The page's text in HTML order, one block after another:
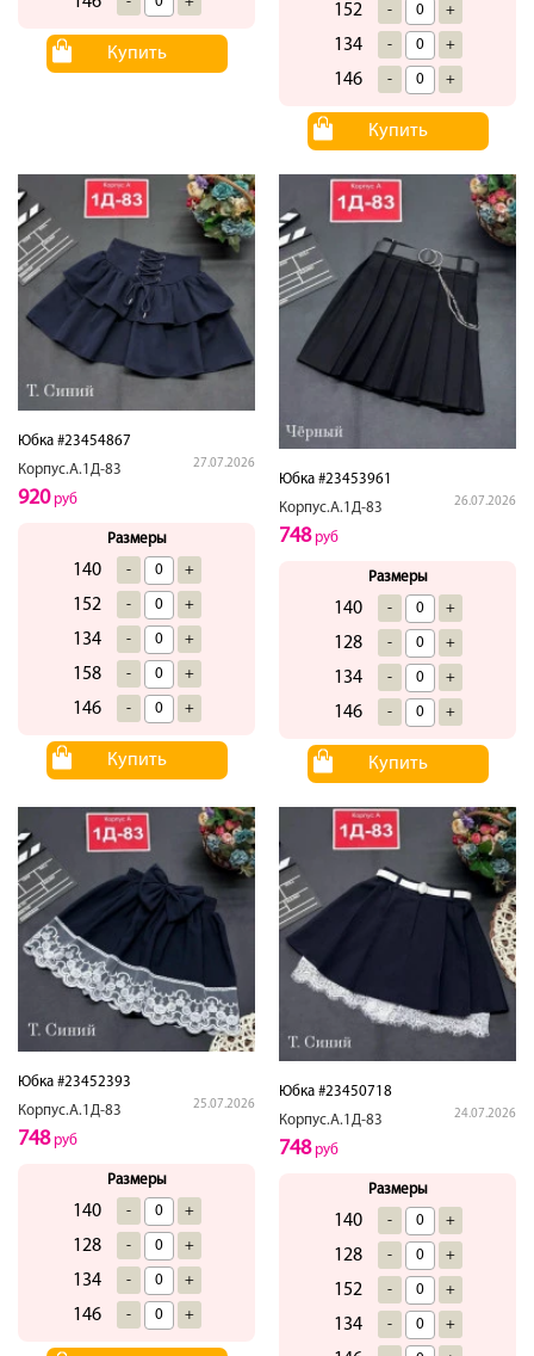
Купить
152 - +
134 - +
146 - +
Купить
Юбка #23454867
Корпус.А.1Д-83
27.07.2026
920руб
Размеры
140 - +
152 - +
134 - +
158 - +
146 - +
Купить
Юбка #23453961
Корпус.А.1Д-83
26.07.2026
748руб
Размеры
140 - +
128 - +
134 - +
146 - +
Купить
Юбка #23452393
Корпус.А.1Д-83
25.07.2026
748руб
Размеры
140 - +
128 - +
134 - +
146 - +
Юбка #23450718
Корпус.А.1Д-83
24.07.2026
748руб
Размеры
140 - +
128 - +
152 - +
134 - +